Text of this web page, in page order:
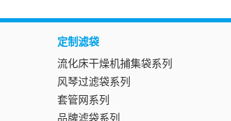
定制滤袋
流化床干燥机捕集袋系列
风琴过滤袋系列
套管网系列
品牌滤袋系列